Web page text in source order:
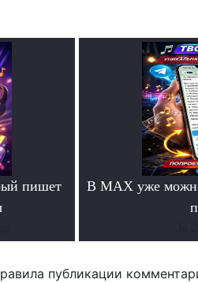
пишет
В MAX уже
публикации